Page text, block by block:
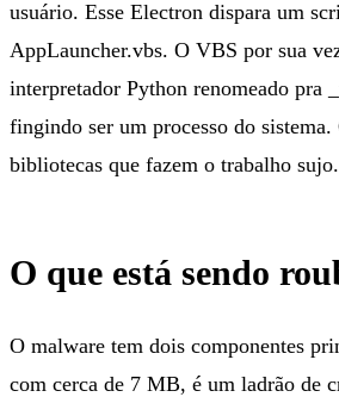
usuário. Esse Electron dispara um
AppLauncher.vbs. O VBS por sua
interpretador Python renomeado pra
fingindo ser um processo do
bibliotecas que fazem o trabalho sujo.
O que está sendo
O malware tem dois componentes
com cerca de 7 MB, é um ladrão de